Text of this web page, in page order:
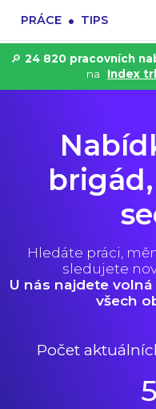
PRÁCE . TIPS
🔎 24 820 pracovních
na
Index
Hledáte práci,
sledujete
U nás najdete
všech
Počet